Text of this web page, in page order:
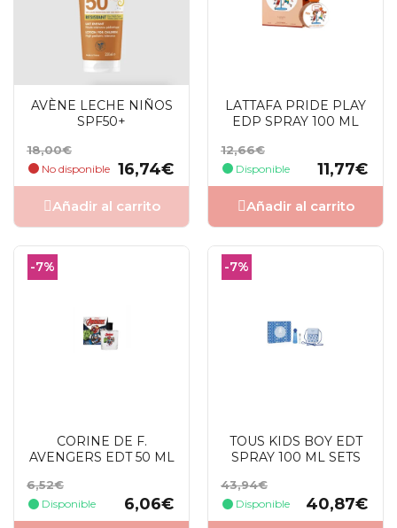
AVÈNE LECHE NIÑOS
SPF50+
Precio
base
18,00€
No disponible
Precio
16,74€
Añadir al carrito
LATTAFA PRIDE PLAY
EDP SPRAY 100 ML
Precio
base
12,66€
Disponible
Precio
11,77€
Añadir al carrito
-7%
CORINE DE F.
AVENGERS EDT 50 ML
Precio
base
6,52€
Disponible
Precio
6,06€
-7%
TOUS KIDS BOY EDT
SPRAY 100 ML SETS
Precio
base
43,94€
Disponible
Precio
40,87€